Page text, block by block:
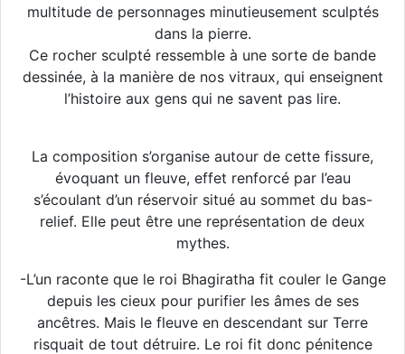
multitude de personnages minutieusement sculptés
dans la pierre.
Ce rocher sculpté ressemble à une sorte de bande
dessinée, à la manière de nos vitraux, qui enseignent
l’histoire aux gens qui ne savent pas lire.
La composition s’organise autour de cette fissure,
évoquant un fleuve, effet renforcé par l’eau
s’écoulant d’un réservoir situé au sommet du bas-
relief. Elle peut être une représentation de deux
mythes.
-L’un raconte que le roi Bhagiratha fit couler le Gange
depuis les cieux pour purifier les âmes de ses
ancêtres. Mais le fleuve en descendant sur Terre
risquait de tout détruire. Le roi fit donc pénitence